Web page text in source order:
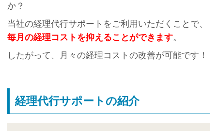
か？
当社の経理代行サポートをご利用いただくことで、
毎月の経理コストを抑えることができます。
したがって、月々の経理コストの改善が可能です！
経理代行サポートの紹介